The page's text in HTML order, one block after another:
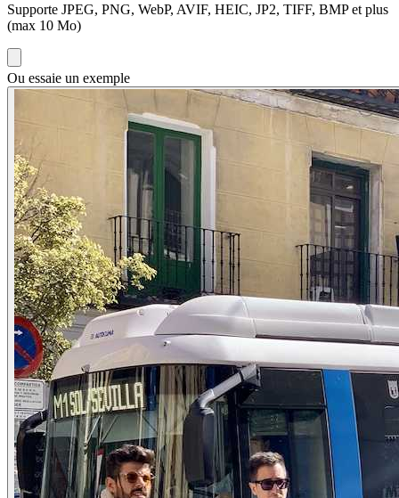
Supporte JPEG, PNG, WebP, AVIF, HEIC, JP2, TIFF, BMP et plus
(max 10 Mo)
Ou essaie un exemple